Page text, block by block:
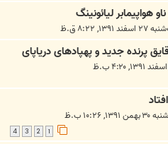
لیائونینگ
۱۳۹۱, ۸:۲۲ ق.ظ
پرنده جدید و پهپادهای دریاپای
۱۳۹۱, ۱۰:۲۶ ب.ظ
3
4